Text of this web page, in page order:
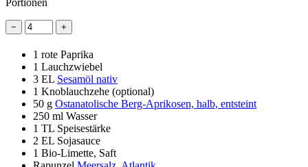
− +
1 rote Paprika
1 Lauchzwiebel
3 EL Sesamöl nativ
1 Knoblauchzehe (optional)
50 g Ostanatolische Berg-Aprikosen, halb, entsteint
250 ml Wasser
1 TL Speisestärke
2 EL Sojasauce
1 Bio-Limette, Saft